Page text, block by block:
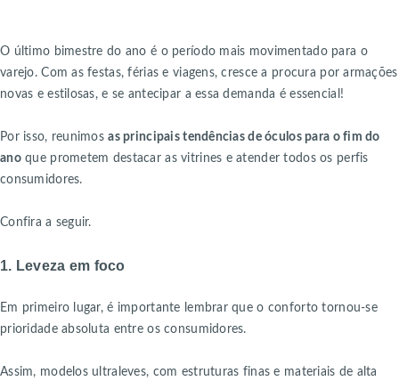
O último bimestre do ano é o período mais movimentado para o
varejo. Com as festas, férias e viagens, cresce a procura por armações
novas e estilosas, e se antecipar a essa demanda é essencial!
Por isso, reunimosas principais tendências de óculos para o fim do
anoque prometem destacar as vitrines e atender todos os perfis
consumidores.
Confira a seguir.
1. Leveza em foco
Em primeiro lugar, é importante lembrar que o conforto tornou-se
prioridade absoluta entre os consumidores.
Assim, modelos ultraleves, com estruturas finas e materiais de alta